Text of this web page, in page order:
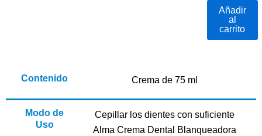
DENTAL
cantidad
Añadir
al
carrito
Contenido Crema de 75 ml
Modo de
Uso
Cepillar los dientes con suficiente
Alma Crema Dental Blanqueadora